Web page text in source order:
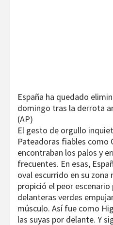
España ha quedado
domingo tras la derrota
(AP)
El gesto de orgullo
Pateadoras fiables como
encontraban los palos y
frecuentes. En esas,
oval escurrido en su zona
propició el peor escenario
delanteras verdes
músculo. Así fue como
las suyas por delante. Y